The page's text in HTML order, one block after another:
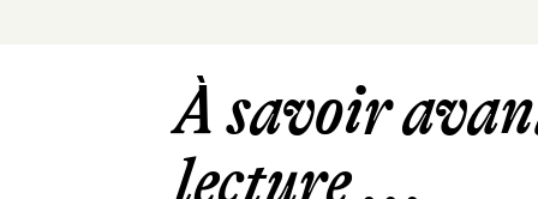
À savoir